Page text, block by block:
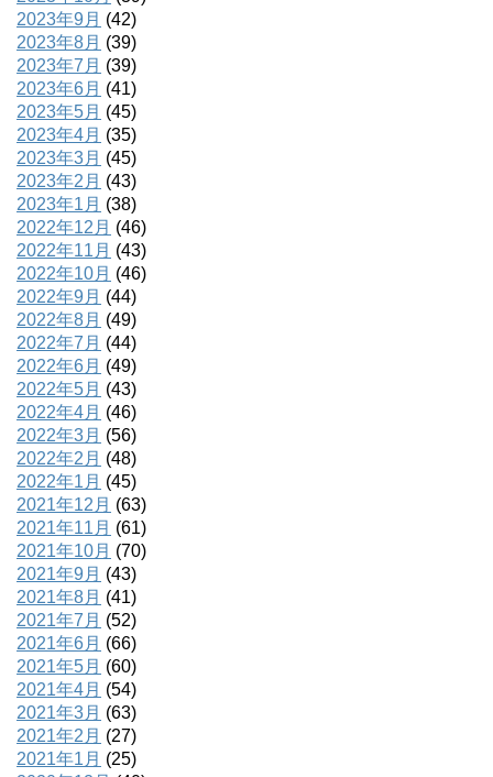
2023年9月 (42)
2023年8月 (39)
2023年7月 (39)
2023年6月 (41)
2023年5月 (45)
2023年4月 (35)
2023年3月 (45)
2023年2月 (43)
2023年1月 (38)
2022年12月 (46)
2022年11月 (43)
2022年10月 (46)
2022年9月 (44)
2022年8月 (49)
2022年7月 (44)
2022年6月 (49)
2022年5月 (43)
2022年4月 (46)
2022年3月 (56)
2022年2月 (48)
2022年1月 (45)
2021年12月 (63)
2021年11月 (61)
2021年10月 (70)
2021年9月 (43)
2021年8月 (41)
2021年7月 (52)
2021年6月 (66)
2021年5月 (60)
2021年4月 (54)
2021年3月 (63)
2021年2月 (27)
2021年1月 (25)